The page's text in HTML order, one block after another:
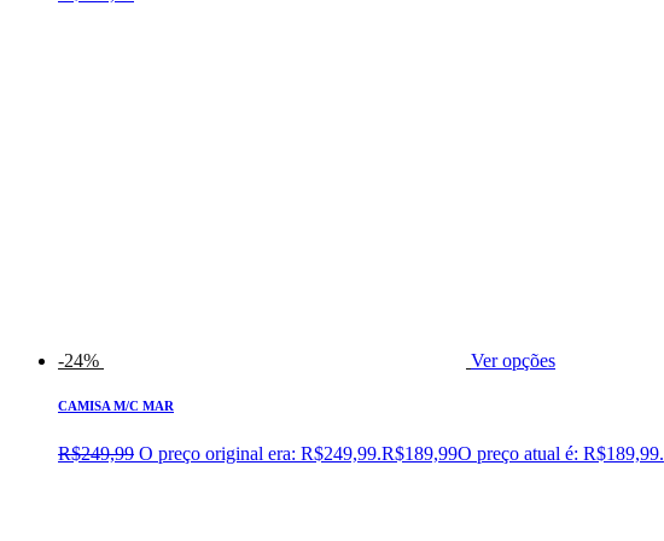
-24% Ver opções
CAMISA M/C MAR
R$249,99 O preço original era: R$249,99.R$189,99O preço atual é: R$189,99.